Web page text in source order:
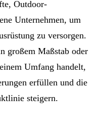
Outdoor-
Unternehmen, um
zu versorgen.
großem Maßstab oder
Umfang handelt,
erfüllen und die
steigern.